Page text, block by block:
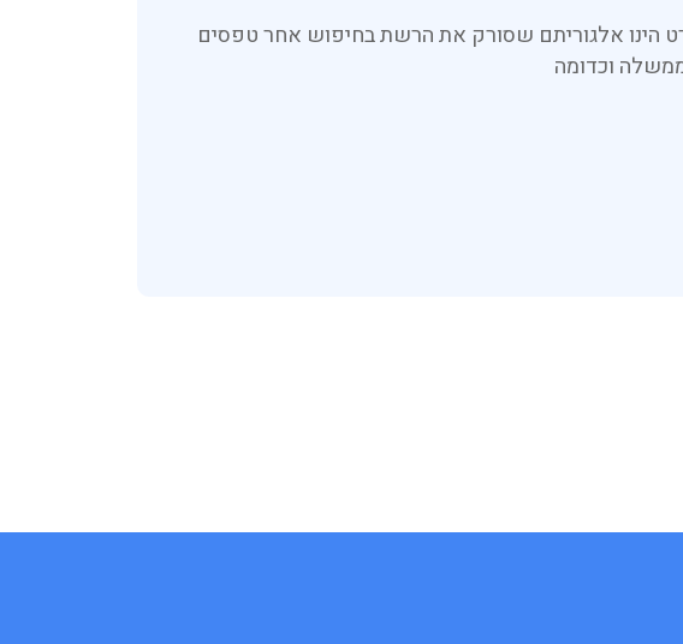
הינו אלגוריתם שסורק את הרשת בחיפוש אחר טפסים
וכדומה